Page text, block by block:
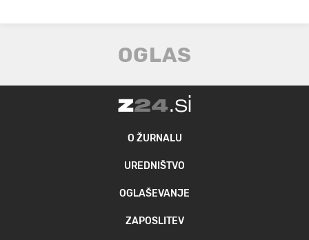
O ŽURNALU
UREDNIŠTVO
OGLAŠEVANJE
ZAPOSLITEV